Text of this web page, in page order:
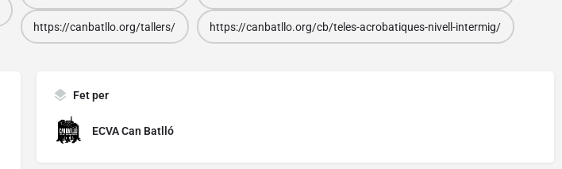
https://canbatllo.org/tallers/
https://canbatllo.org/cb/teles-acrobatiques-nivell-intermig/
Fet per
ECVA Can Batlló